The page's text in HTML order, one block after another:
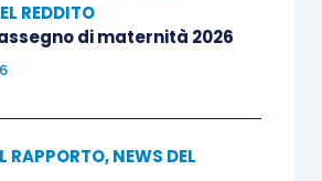
REDDITO
di maternità 2026
RAPPORTO,NEWS DEL